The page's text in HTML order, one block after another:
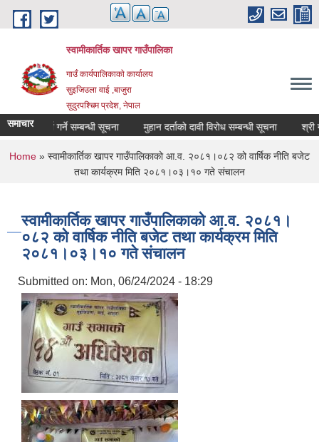
Skip to main content
स्वामीकार्तिक खापर गाउँपालिका
गाउँ कार्यपालिकाकाे कार्यालय
सुइजिउला वाई ,बाजुरा
सुदुरपश्चिम प्रदेश, नेपाल
समाचार
दर्ता गर्ने सम्बन्धी सूचना मुहान दर्ताको दावी विरोध सम्बन्धी सूचना
You are here
Home » स्वामीकार्तिक खापर गाउँपालिकाको आ.व. २०८१।०८२ को वार्षिक नीति बजेट
तथा कार्यक्रम मिति २०८१।०३।१० गते संचालन
स्वामीकार्तिक खापर गाउँपालिकाको आ.व. २०८१।
०८२ को वार्षिक नीति बजेट तथा कार्यक्रम मिति
२०८१।०३।१० गते संचालन
Submitted on: Mon, 06/24/2024 - 18:29